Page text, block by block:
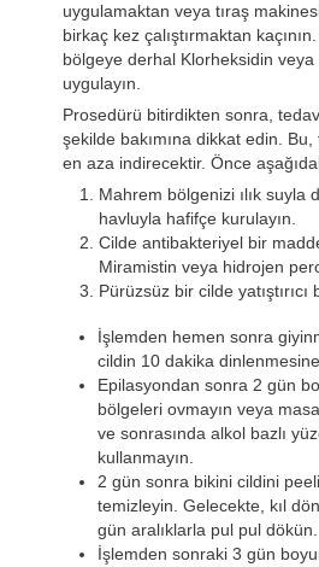
uygulamaktan veya tıraş
birkaç kez çalıştırmaktan
bölgeye derhal Klorheksidin
uygulayın.
Prosedürü bitirdikten sonra,
şekilde bakımına dikkat edin. Bu,
en aza indirecektir. Önce
Mahrem bölgenizi ılık suyla
havluyla hafifçe kurulayın.
Cilde antibakteriyel bir
Miramistin veya hidrojen
Pürüzsüz bir cilde
İşlemden hemen sonra
cildin 10 dakika
Epilasyondan sonra 2 gün
bölgeleri ovmayın veya
ve sonrasında alkol bazlı
kullanmayın.
2 gün sonra bikini cildini
temizleyin. Gelecekte, kıl
gün aralıklarla pul pul dökün.
İşlemden sonraki 3 gün